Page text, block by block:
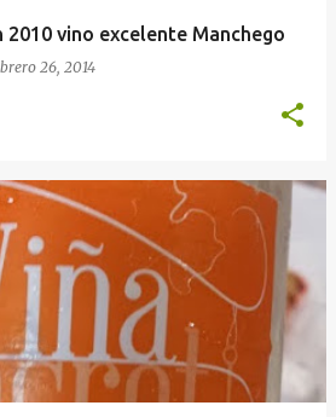
2010 vino excelente Manchego
26, 2014